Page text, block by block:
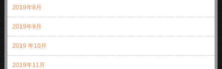
2019年8月
2019年9月
2019 年10月
2019年11月